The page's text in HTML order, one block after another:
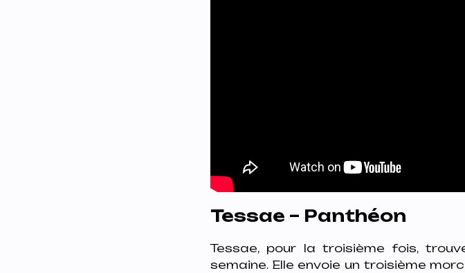
Tessae – Panthéon
Tessae, pour la troisième fois,
semaine. Elle envoie un troisième